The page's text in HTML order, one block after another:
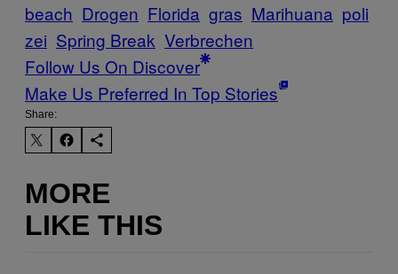
beach Drogen Florida gras Marihuana poli
zei Spring Break Verbrechen
Follow Us On Discover
Make Us Preferred In Top Stories
Share:
MORE
LIKE THIS